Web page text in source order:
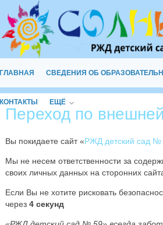
ГЛАВНАЯ СВЕДЕНИЯ ОБ
КОНТАКТЫ ЕЩЁ
Переход по
Вы покидаете сайт «РЖД детский сад №
Мы не несем ответственности за
своих личных данных на сторонних
Если Вы не хотите рисковать
через 4 секунд